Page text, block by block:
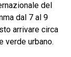
del
dal 7 al 9
arrivare circa
verde urbano.